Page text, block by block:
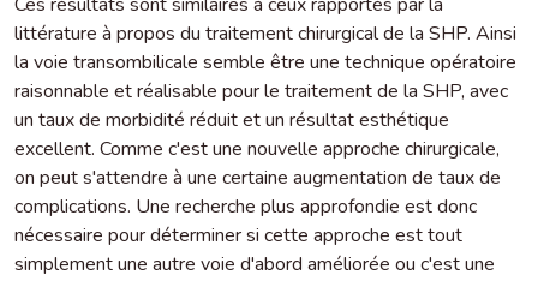
littérature à propos du traitement chirurgical de la SHP. Ainsi
la voie transombilicale semble être une technique opératoire
raisonnable et réalisable pour le traitement de la SHP, avec
un taux de morbidité réduit et un résultat esthétique
excellent. Comme c'est une nouvelle approche chirurgicale,
on peut s'attendre à une certaine augmentation de taux de
complications. Une recherche plus approfondie est donc
nécessaire pour déterminer si cette approche est tout
simplement une autre voie d'abord améliorée ou c'est une